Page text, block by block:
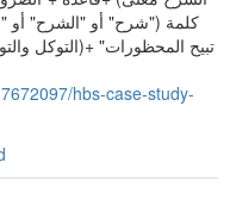
كلمة ("شرح" أو "الشرح" أو
تبيح المحظورات" +(التوكل
hbs-case-study-